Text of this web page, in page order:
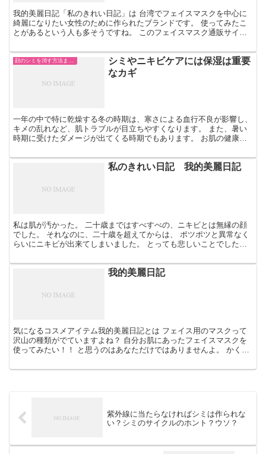
我的美麗日記「私のきれい日記」は 台湾でフェイスマスクを中心に
綺麗になりたい女性のために作られたブランドです。 使ってみたこ
とがあるという人も多そうですね。 このフェイスマスク通販サイト
シミやニキビケアには保湿は重要
なカギ
一年の中で特に乾燥する冬の時期は、寒さによる血行不良が影響し、
キメの乱れなど、肌トラブルが目立ちやすくなります。 また、暑い
時期に受けたダメージが出てくる時期でもあります。 お肌の健康を
私のきれい日記 我的美麗日記
私は肌が汚かった。 二十歳まではすべすべの、ニキビとは無縁の顔
でした。 それなのに、二十歳を超えてからは、 ポツポツと異常なく
らいにニキビが出来てしまいました。 とっても悲しいことでした。
我的美麗日記
気になるコスメアイテム我的美麗日記とは フェイス用のマスクって
沢山の種類がでていますよね？ 自分お肌にあったフェイスマスクを
使ってみたい！！ と思うのはあなただけではありませんよ。 かくい
紫外線に当たらなければシミは作られな
い？シミのサイクルのホント？ウソ？